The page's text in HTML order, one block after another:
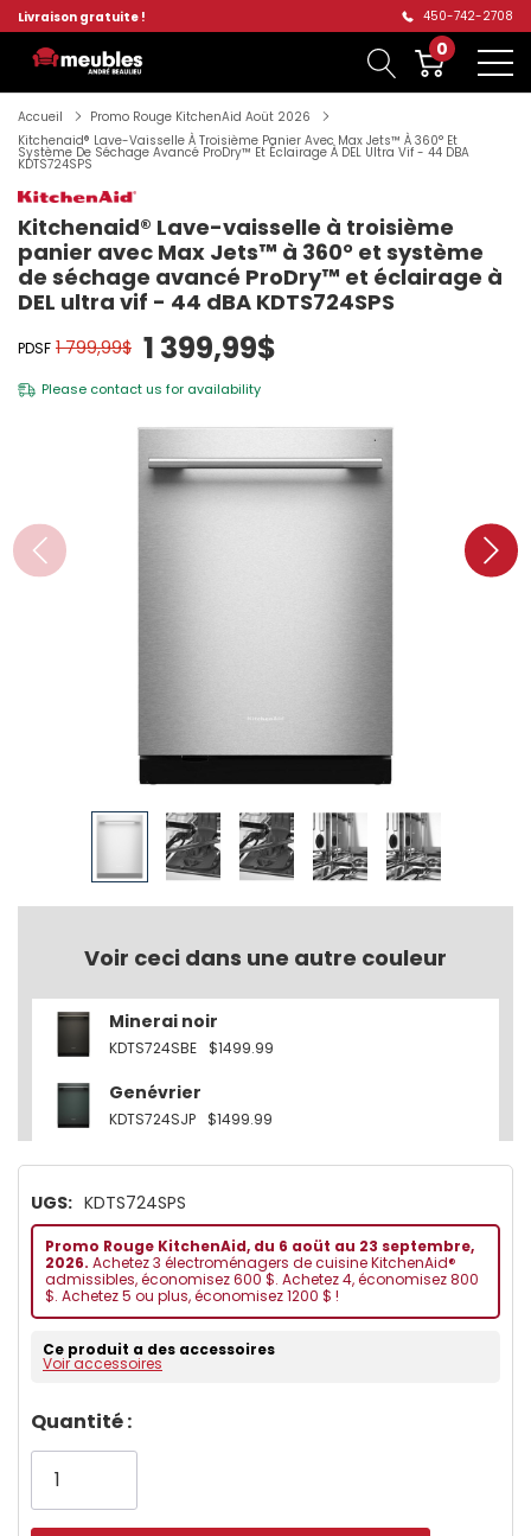
Livraison gratuite ! 450-742-2708
0
Accueil
Promo Rouge KitchenAid Aoüt 2026
Kitchenaid® Lave-Vaisselle À Troisième Panier Avec Max Jets™ À 360° Et
Système De Séchage Avancé ProDry™ Et Éclairage À DEL Ultra Vif - 44 DBA
KDTS724SPS
Kitchenaid® Lave-vaisselle à troisième
panier avec Max Jets™ à 360° et système
de séchage avancé ProDry™ et éclairage à
DEL ultra vif - 44 dBA KDTS724SPS
PDSF 1 799,99$ 1 399,99$
Please contact us for availability
Voir ceci dans une autre couleur
Minerai noir
KDTS724SBE $1499.99
Genévrier
KDTS724SJP $1499.99
UGS: KDTS724SPS
Promo Rouge KitchenAid, du 6 aoüt au 23 septembre,
2026. Achetez 3 électroménagers de cuisine KitchenAid®
admissibles, économisez 600 $. Achetez 4, économisez 800
$. Achetez 5 ou plus, économisez 1200 $ !
Ce produit a des accessoires
Voir accessoires
Dépêchez-
vous!
Quantité :